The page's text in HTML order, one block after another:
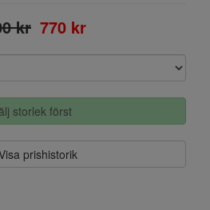
kr 770 kr
storlek först
prishistorik